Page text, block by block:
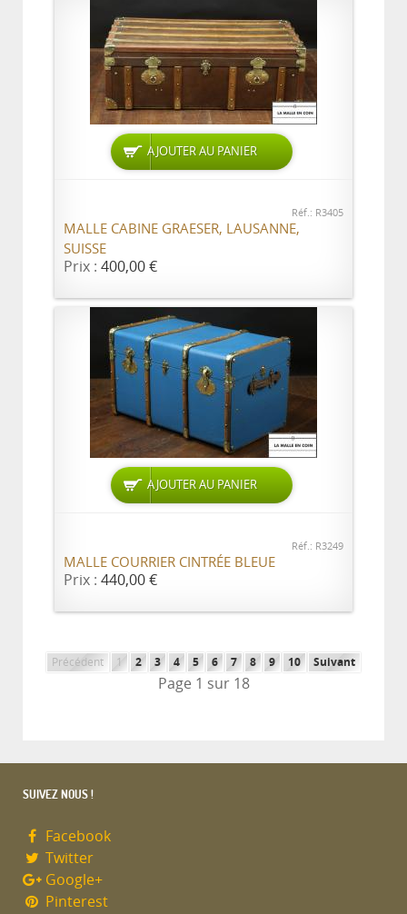
AJOUTER AU PANIER
Réf.: R3405
MALLE CABINE GRAESER, LAUSANNE,
SUISSE
Prix : 400,00 €
AJOUTER AU PANIER
Réf.: R3249
MALLE COURRIER CINTRÉE BLEUE
Prix : 440,00 €
Précédent 1 2 3 4 5 6 7 8 9 10 Suivant
Page 1 sur 18
SUIVEZ NOUS !
Facebook
Twitter
Google+
Pinterest